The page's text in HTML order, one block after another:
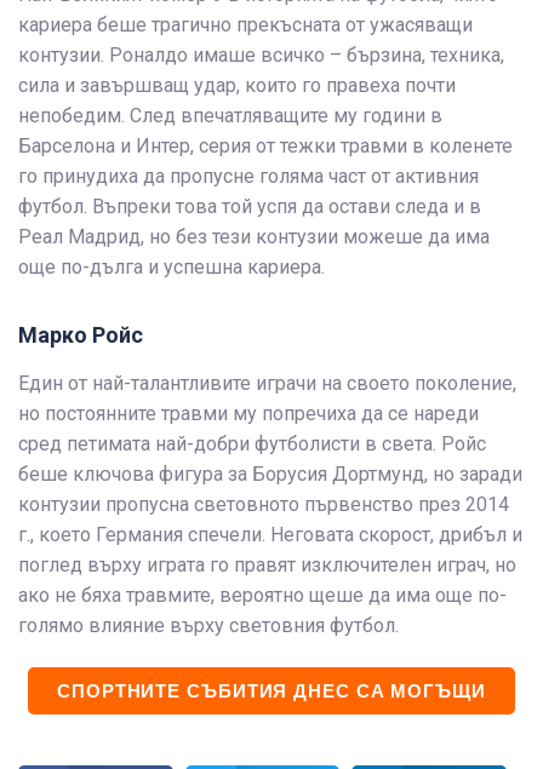
кариера беше трагично прекъсната от ужасяващи
контузии. Роналдо имаше всичко – бързина, техника,
сила и завършващ удар, които го правеха почти
непобедим. След впечатляващите му години в
Барселона и Интер, серия от тежки травми в коленете
го принудиха да пропусне голяма част от активния
футбол. Въпреки това той успя да остави следа и в
Реал Мадрид, но без тези контузии можеше да има
още по-дълга и успешна кариера.
Марко Ройс
Един от най-талантливите играчи на своето поколение,
но постоянните травми му попречиха да се нареди
сред петимата най-добри футболисти в света. Ройс
беше ключова фигура за Борусия Дортмунд, но заради
контузии пропусна световното първенство през 2014
г., което Германия спечели. Неговата скорост, дрибъл и
поглед върху играта го правят изключителен играч, но
ако не бяха травмите, вероятно щеше да има още по-
голямо влияние върху световния футбол.
СПОРТНИТЕ СЪБИТИЯ ДНЕС СА МОГЪЩИ